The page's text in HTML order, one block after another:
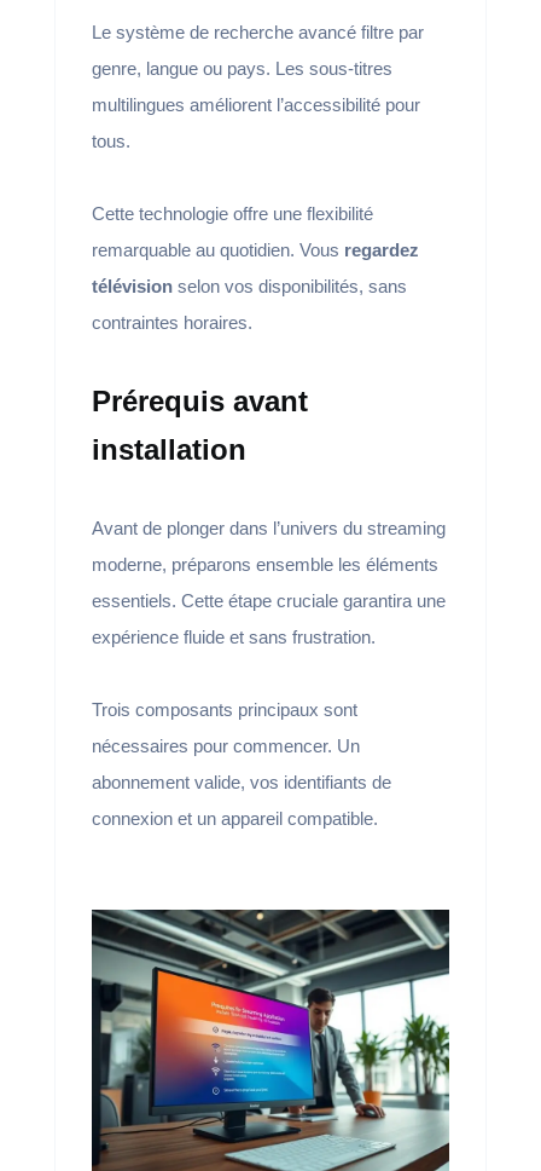
Le système de recherche avancé filtre par
genre, langue ou pays. Les sous-titres
multilingues améliorent l’accessibilité pour
tous.
Cette technologie offre une flexibilité
remarquable au quotidien. Vous regardez
télévisionselon vos disponibilités, sans
contraintes horaires.
Prérequis avant
installation
Avant de plonger dans l’univers du streaming
moderne, préparons ensemble les éléments
essentiels. Cette étape cruciale garantira une
expérience fluide et sans frustration.
Trois composants principaux sont
nécessaires pour commencer. Un
abonnement valide, vos identifiants de
connexion et un appareil compatible.